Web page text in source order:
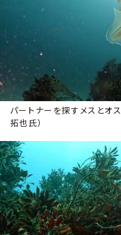
パートナーを探すメスとオ
拓也氏）